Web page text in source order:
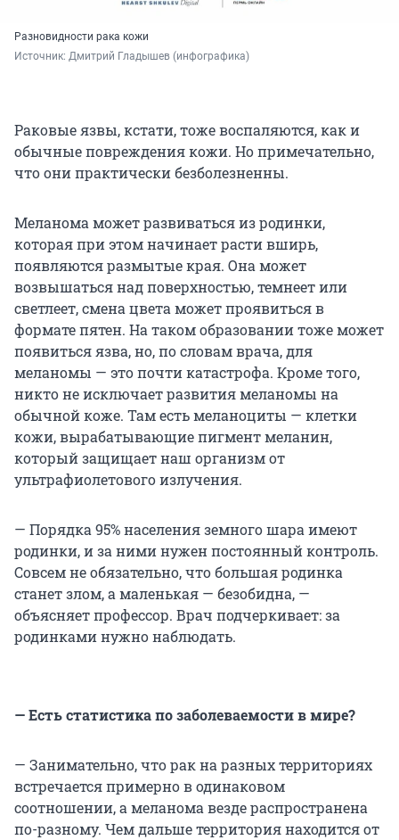
Разновидности рака кожи
Источник: Дмитрий Гладышев (инфографика)
Раковые язвы, кстати, тоже воспаляются, как и
обычные повреждения кожи. Но примечательно,
что они практически безболезненны.
Меланома может развиваться из родинки,
которая при этом начинает расти вширь,
появляются размытые края. Она может
возвышаться над поверхностью, темнеет или
светлеет, смена цвета может проявиться в
формате пятен. На таком образовании тоже может
появиться язва, но, по словам врача, для
меланомы — это почти катастрофа. Кроме того,
никто не исключает развития меланомы на
обычной коже. Там есть меланоциты — клетки
кожи, вырабатывающие пигмент меланин,
который защищает наш организм от
ультрафиолетового излучения.
— Порядка 95% населения земного шара имеют
родинки, и за ними нужен постоянный контроль.
Совсем не обязательно, что большая родинка
станет злом, а маленькая — безобидна, —
объясняет профессор. Врач подчеркивает: за
родинками нужно наблюдать.
— Есть статистика по заболеваемости в мире?
— Занимательно, что рак на разных территориях
встречается примерно в одинаковом
соотношении, а меланома везде распространена
по-разному. Чем дальше территория находится от